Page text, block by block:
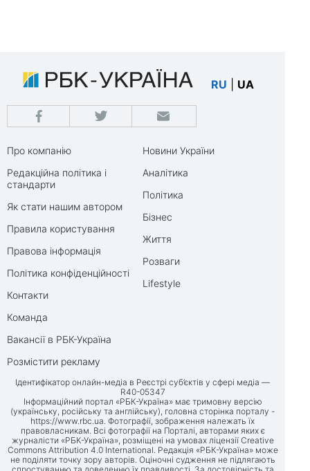
RU UA
Про компанію
Редакційна політика і
стандарти
Як стати нашим автором
Правила користування
Правова інформація
Політика конфіденційності
Контакти
Команда
Вакансії в РБК-Україна
Розмістити рекламу
Новини України
Аналітика
Політика
Бізнес
Життя
Розваги
Lifestyle
Ідентифікатор онлайн-медіа в Реєстрі суб’єктів у сфері медіа —
R40-05347
Інформаційний портал «РБК-Україна» має тримовну версію
(українську, російську та англійську), головна сторінка порталу -
https://www.rbc.ua. Фотографії, зображення належать їх
правовласникам. Всі фотографії на Порталі, авторами яких є
журналісти «РБК-Україна», розміщені на умовах ліцензії Creative
Commons Attribution 4.0 International. Редакція «РБК-Україна» може
не поділяти точку зору авторів. Оціночні судження не підлягають